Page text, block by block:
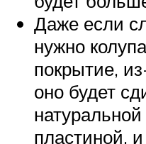
Даже если
нужно
покрытие,
оно будет
натуральной
пластиной,